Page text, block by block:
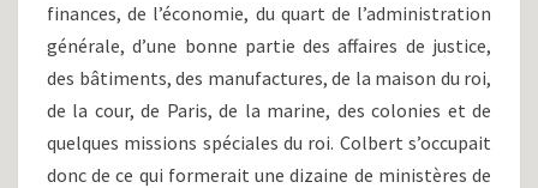
finances, de l’économie, du quart de l’administration
générale, d’une bonne partie des affaires de justice,
des bâtiments, des manufactures, de la maison du roi,
de la cour, de Paris, de la marine, des colonies et de
quelques missions spéciales du roi. Colbert s’occupait
donc de ce qui formerait une dizaine de ministères de